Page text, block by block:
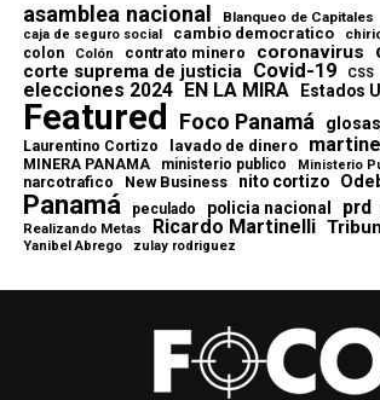
asamblea nacional Blanqueo de Capitales
caja de seguro social cambio democratico
colon Colón contrato minero coronavirus
corte suprema de justicia Covid-19 CSS
elecciones 2024 EN LA MIRA Estados
Featured Foco Panamá glosas
Laurentino Cortizo lavado de dinero
MINERA PANAMA ministerio publico Ministerio
narcotrafico New Business nito cortizo
Panamá peculado policia nacional prd
Realizando Metas Ricardo Martinelli
Yanibel Abrego zulay rodriguez